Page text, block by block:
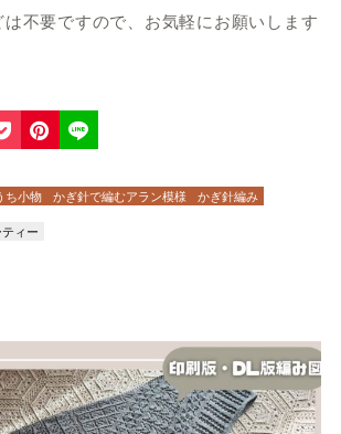
不要ですので、お気軽にお願いします
ち小物 かぎ針で編むアラン模様 かぎ針編み
ィー